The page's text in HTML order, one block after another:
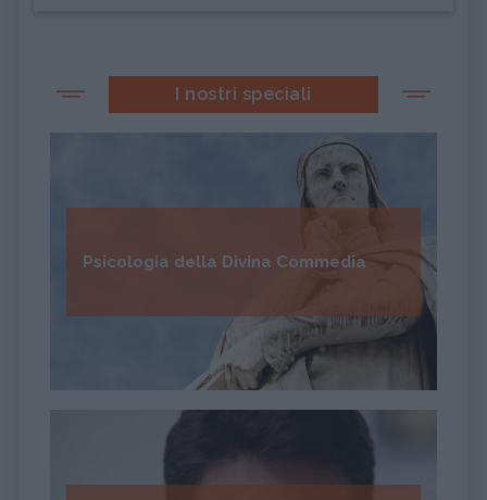
I nostri speciali
Psicologia della Divina Commedia